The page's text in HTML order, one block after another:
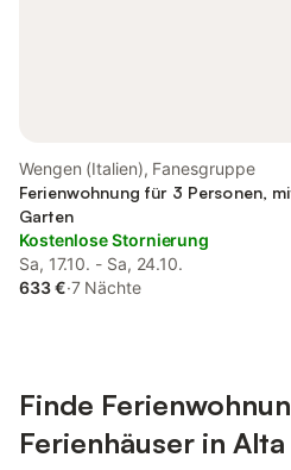
Wengen (Italien), Fanesgruppe
Ferienwohnung für 3 Personen,
Garten
Kostenlose Stornierung
Sa, 17.10. - Sa, 24.10.
633 €·7 Nächte
Finde
Ferienhäuser in Alta